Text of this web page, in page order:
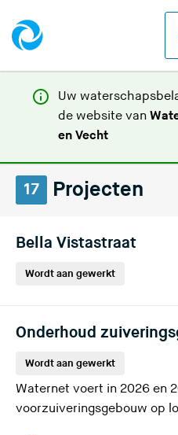
Uw
de website van
en Vecht(
e
a
a
e
e
s
i
17 Projecten
Bella Vistastraat
Wordt aan gewerkt
Onderhoud
Wordt aan gewerkt
Waternet voert in 2026 en
voorzuiveringsgebouw op